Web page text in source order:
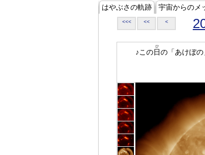
はやぶさの軌跡 宇宙からのメ
<<< << <
♪この日
ひ
の「あけぼの